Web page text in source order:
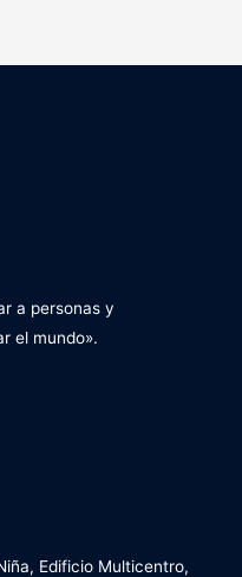
a personas y
el mundo».
Edificio Multicentro,